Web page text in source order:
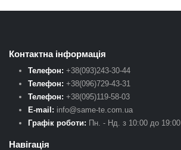
Контактна інформація
Телефон: +38(093)243-30-44
Телефон: +38(096)729-43-31
Телефон: +38(095)119-58-03
E-mail: info@same-te.com.ua
Графік роботи: Пн. - Нд. з 10:00 до 19:00
Навігація